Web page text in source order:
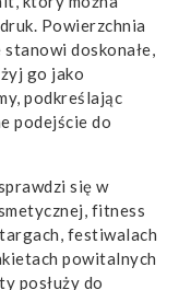
Powierzchnia
doskonałe,
go jako
podkreślając
podejście do
się w
fitness
festiwalach
powitalnych
posłuży do